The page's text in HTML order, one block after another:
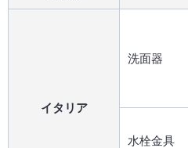
イタリア
洗面器
水栓金具